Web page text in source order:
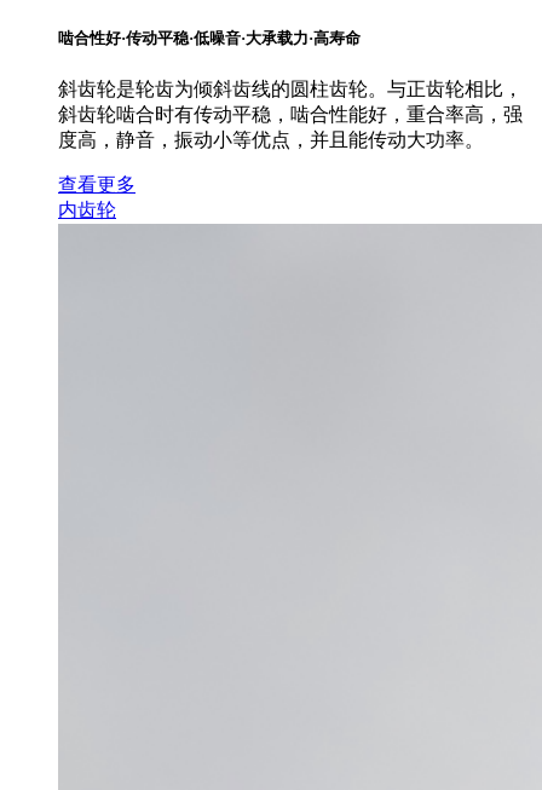
啮合性好·传动平稳·低噪音·大承载力·高寿命
斜齿轮是轮齿为倾斜齿线的圆柱齿轮。与正齿轮相比，
斜齿轮啮合时有传动平稳，啮合性能好，重合率高，强
度高，静音，振动小等优点，并且能传动大功率。
查看更多
内齿轮